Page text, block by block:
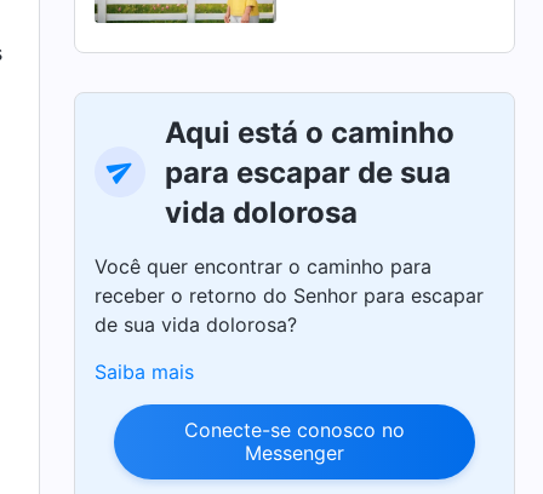
Aqui está o caminho
para escapar de sua
vida dolorosa
Você quer encontrar o caminho para
receber o retorno do Senhor para escapar
de sua vida dolorosa?
Saiba mais
Conecte-se conosco no
Messenger